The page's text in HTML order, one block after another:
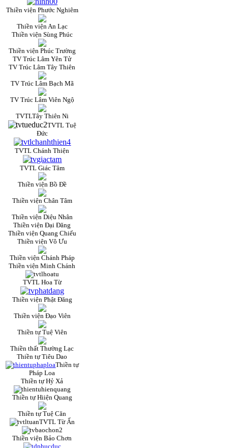
Thiền viện Phước Nghiêm
Thiền viện An Lạc
Thiền viện Sùng Phúc
Thiền viện Phúc Trường
TV Trúc Lâm Yên Tử
TV Trúc Lâm Tây Thiên
TV Trúc Lâm Bạch Mã
TV Trúc Lâm Viên Ngộ
TVTLTây Thiên Ni
TVTL Tuệ
Đức
TVTL Chánh Thiện
TVTL Giác Tâm
Thiền viện Bồ Đề
Thiền viện Chân Tâm
Thiền viện Diệu Nhân
Thiền viện Đại Đăng
Thiền viện Quang Chiếu
Thiền viện Vô Ưu
Thiền viện Chánh Pháp
Thiền viện Minh Chánh
TVTL Hoa Từ
Thiền viện Phật Đăng
Thiền viện Đạo Viên
Thiền tự Tuệ Viên
Thiền thất Thường Lạc
Thiền tự Tiêu Dao
Thiền tự
Pháp Loa
Thiền tự Hỷ Xả
Thiền tự Hiiện Quang
Thiền tự Tuệ Căn
TVTL Từ Ấn
Thiền viện Bảo Chơn